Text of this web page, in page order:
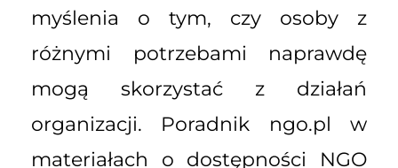
myślenia o tym, czy osoby z
różnymi potrzebami naprawdę
mogą skorzystać z działań
organizacji. Poradnik ngo.pl w
materiałach o dostępności NGO